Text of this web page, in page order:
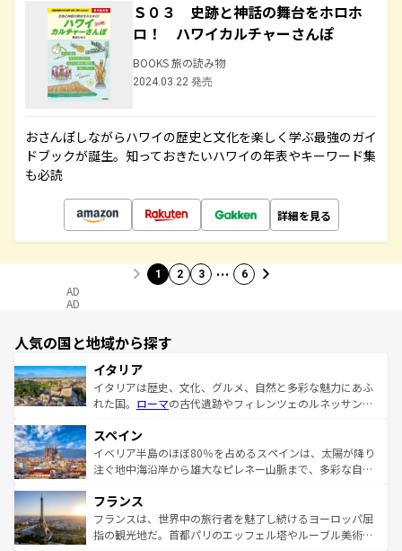
Ｓ０３ 史跡と神話の舞台をホロホ
ロ！ ハワイカルチャーさんぽ
BOOKS 旅の読み物
2024.03.22 発売
おさんぽしながらハワイの歴史と文化を楽しく学ぶ最強のガイ
ドブックが誕生。知っておきたいハワイの年表やキーワード集
も必読
詳細を見る
1 2 3 … 6
AD
AD
人気の国と地域から探す
イタリア
イタリアは歴史、文化、グルメ、自然と多彩な魅力にあふ
れた国。 ローマの古代遺跡やフィレンツェのルネッサンス
ろん、トスカーナの美しい田園風景やアマルフィ海岸の絶
景など、自然景観も見逃せない。観光の合間には、本場の
ピザやパスタなど、絶品のイタリア料理を堪能することも
ませてくれるイタリアで、忘れられない旅をしてみよう！
なお、新着のイタリア情報はコンテンツ一覧 を参照してほ
しい。
スペイン
イベリア半島のほぼ80％を占めるスペインは、太陽が降り
注ぐ地中海沿岸から雄大なピレネー山脈まで、多彩な自然
文化が根付くこの国では、情熱的なフラメンコ、熱気あふ
れる闘牛、そして美味しいタパスが生活の一部となってい
る。首都マドリードの洗練された雰囲気や、バルセロナの
フランス
フランスは、世界中の旅行者を魅了し続けるヨーロッパ屈
指の観光地だ。首都パリのエッフェル塔やルーブル美術館